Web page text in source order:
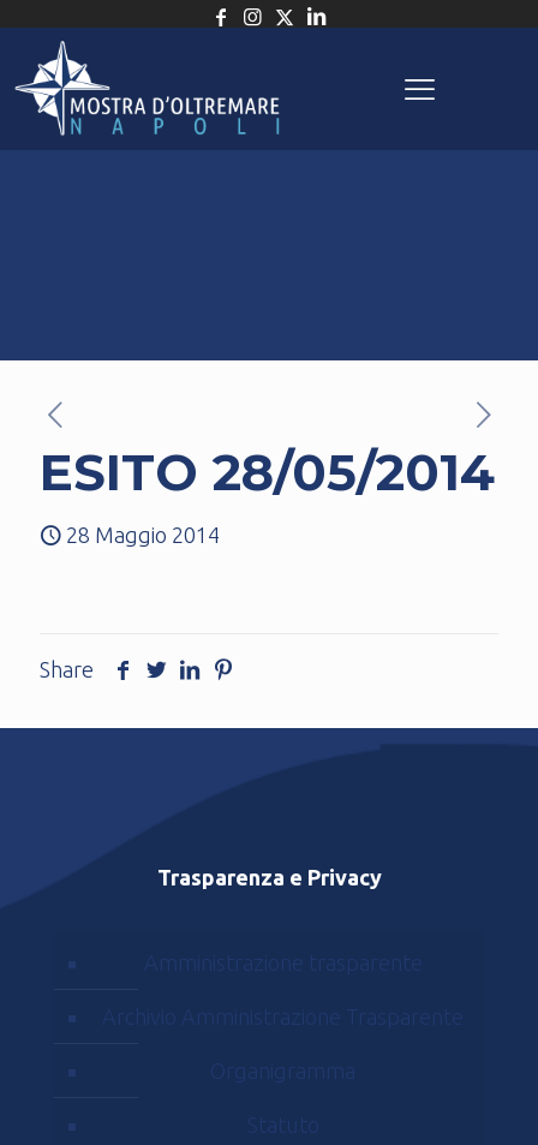
ESITO 28/05/2014
28 Maggio 2014
Share
Trasparenza e Privacy
Amministrazione trasparente
Archivio Amministrazione Trasparente
Organigramma
Statuto